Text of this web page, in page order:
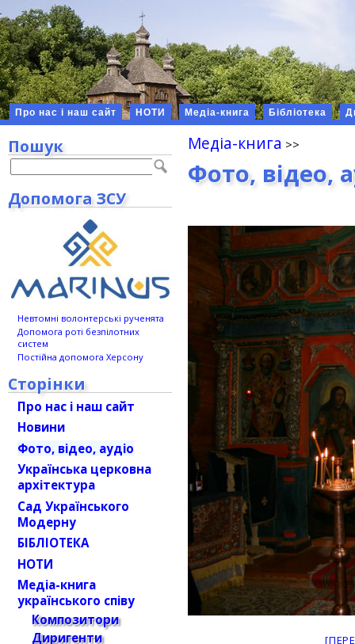
Про нас і наш сайт НОТИ Медіа-книга Бібліотека
Медіа-книга
Фото, відео,
Пошук
Допомога ЗСУ
Невтомні волонтерські рученята
Допомога роті безпілотних
систем
Постійна допомога Херсону
Сторінки
Про нас і наш сайт
Новини
Фото, відео, аудіо
Українська церковна
архітектура
Сад Українського
Модерну
БІБЛІОТЕКА
НОТИ
Медіа-книга
українського співу
Композитори
Диригенти